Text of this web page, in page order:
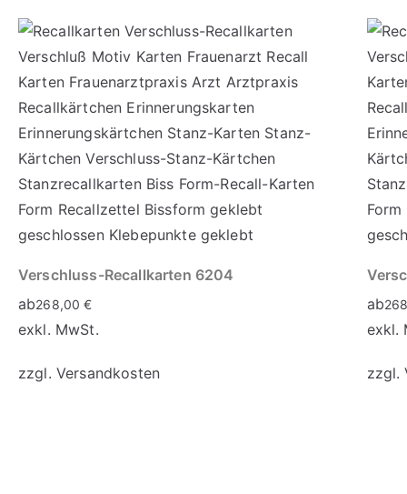
Verschluss-Recallkarten 6204
ab268,00€
exkl. MwSt.
zzgl. Versandkosten
ab
exkl.
zzgl.